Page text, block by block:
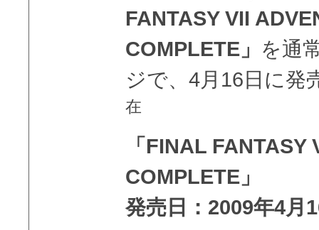
FANTASY VII
COMPLETE」 を通
ジで、4月16日に発
在
「FINAL
COMPLETE」
発売日：2009年4月